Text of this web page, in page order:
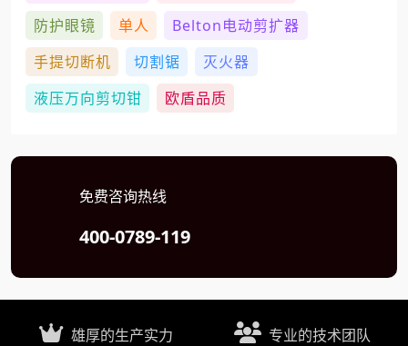
防护眼镜
单人
Belton电动剪扩器
手提切断机
切割锯
灭火器
液压万向剪切钳
欧盾品质
免费咨询热线
400-0789-119
雄厚的生产实力 专业的技术团队